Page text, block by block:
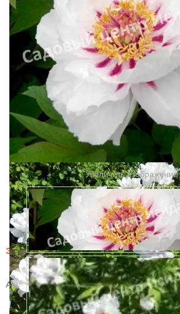
Увеличить изображение
Этот товар купили 19 раз за месяц
Пион древовидный Сказочная
Артикул:WS_15739